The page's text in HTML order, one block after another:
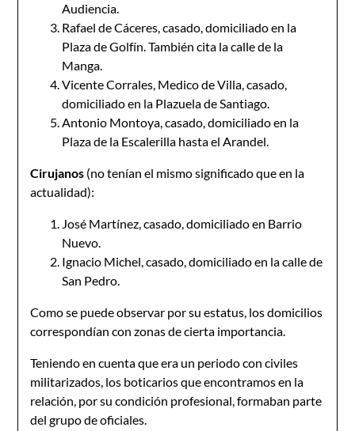
Audiencia.
Rafael de Cáceres, casado, domiciliado en la
Plaza de Golfín. También cita la calle de la
Manga.
Vicente Corrales, Medico de Villa, casado,
domiciliado en la Plazuela de Santiago.
Antonio Montoya, casado, domiciliado en la
Plaza de la Escalerilla hasta el Arandel.
Cirujanos (no tenían el mismo significado que en la
actualidad):
José Martínez, casado, domiciliado en Barrio
Nuevo.
Ignacio Michel, casado, domiciliado en la calle de
San Pedro.
Como se puede observar por su estatus, los domicilios
correspondían con zonas de cierta importancia.
Teniendo en cuenta que era un periodo con civiles
militarizados, los boticarios que encontramos en la
relación, por su condición profesional, formaban parte
del grupo de oficiales.